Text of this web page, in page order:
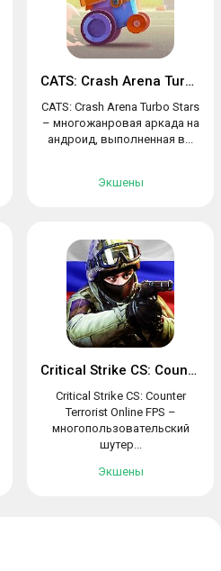
CATS: Crash Arena Turbo Stars
CATS: Crash Arena Turbo Stars
– многожанровая аркада на
андроид, выполненная в...
Экшены
Critical Strike CS: Counter Terrorist
Critical Strike CS: Counter
Terrorist Online FPS –
многопользовательский
шутер...
Экшены